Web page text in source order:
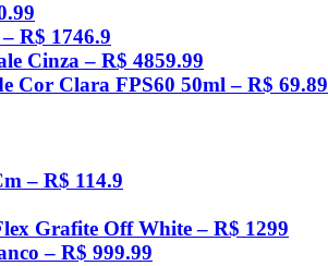
R$ 1746.9
Cinza – R$ 4859.99
Cor Clara FPS60 50ml – R$ 69.89
– R$ 114.9
Grafite Off White – R$ 1299
– R$ 999.99